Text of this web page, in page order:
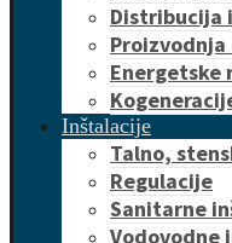
Distribucija
Proizvodnja
Energetske
Inštalacije
Talno,
Regulacije
Sanitarne
Vodovodne